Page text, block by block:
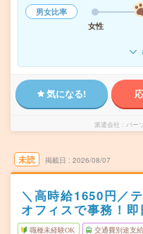
男女比率
女性
気になる!
派遣会社 パー
未読 掲載日 2026/08/07
＼高時給1650円／
オフィスで事務！即
職種未経験OK 交通費別途支